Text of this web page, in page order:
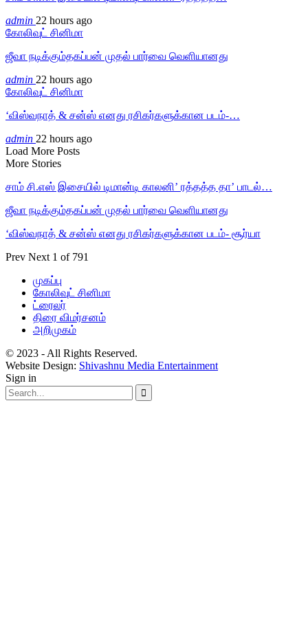
admin 22 hours ago
கோலிவுட் சினிமா
ஜீவா நடிக்கும்தகப்பன் முதல் பார்வை வெளியானது
admin 22 hours ago
கோலிவுட் சினிமா
‘விஸ்வநாத் & சன்ஸ் எனது ரசிகர்களுக்கான படம்-…
admin 22 hours ago
Load More Posts
More Stories
சாம் சி.எஸ் இசையில் டிமான்டி காலனி’ ரத்தத்த தா’ பாடல்…
ஜீவா நடிக்கும்தகப்பன் முதல் பார்வை வெளியானது
‘விஸ்வநாத் & சன்ஸ் எனது ரசிகர்களுக்கான படம்- சூர்யா
Prev Next 1 of 791
முகப்பு
கோலிவுட் சினிமா
ட்ரைலர்
திரை விமர்சனம்
அறிமுகம்
© 2023 - All Rights Reserved.
Website Design: Shivashnu Media Entertainment
Sign in